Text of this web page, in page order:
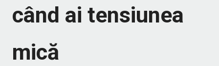
când ai tensiunea
mică